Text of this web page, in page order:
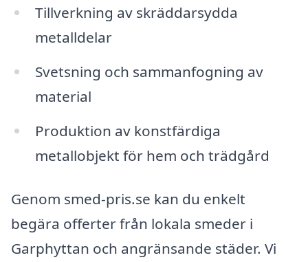
Tillverkning av skräddarsydda
metalldelar
Svetsning och sammanfogning av
material
Produktion av konstfärdiga
metallobjekt för hem och trädgård
Genom smed-pris.se kan du enkelt
begära offerter från lokala smeder i
Garphyttan och angränsande städer. Vi